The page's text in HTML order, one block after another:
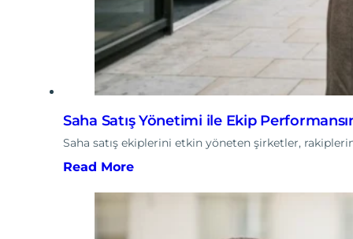
Saha Satış Yönetimi ile Ekip
Saha satış ekiplerini etkin yöneten şirketler,
Read More